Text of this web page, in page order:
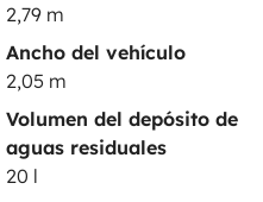
2,79 m
Ancho del vehículo
2,05 m
Volumen del depósito de
aguas residuales
20 l
Empleo
Cookies